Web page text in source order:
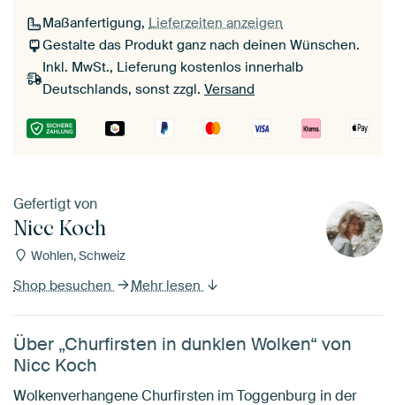
Maßanfertigung, Lieferzeiten anzeigen
Gestalte das Produkt ganz nach deinen Wünschen.
Inkl. MwSt., Lieferung kostenlos innerhalb
Deutschlands, sonst zzgl. Versand
Gefertigt von
Nicc Koch
Wohlen, Schweiz
Shop besuchen Mehr lesen
Über „Churfirsten in dunklen Wolken“ von
Nicc Koch
Wolkenverhangene Churfirsten im Toggenburg in der